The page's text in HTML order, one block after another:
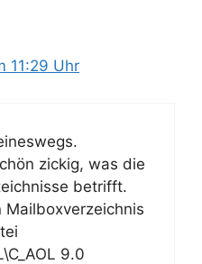
11:29 Uhr
zickig, was die
betrifft.
Mailboxverzeichnis
9.0